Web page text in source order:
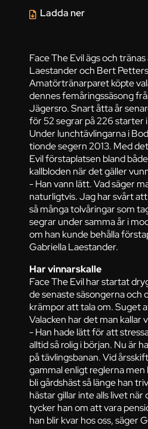
Face The Evil ägs och
Laestander och Bert
Amatörtränarparet köpte
dennes femåringssäsong
Jägersro. Snart åtta år
för 52 segrar på 226 starter
Under lunchtävlingarna i
tionde segern 2013. Med
Evil förstaplatsen bland
kallbloden när det gäller
- Han vann lätt. Vad säger
naturligtvis. Jag har svårt
så många tolvåringar som
segrar under samma år i
om han kunde behålla
Gabriella Laestander.
Har vinnarskalle
Face The Evil har startat
de senaste säsongerna och
krämpor att tala om. Suget
Valacken har det man kallar
- Han hade lätt för att
alltid så rolig i början. Nu är
på tävlingsbanan. Vid
gammal enligt reglerna
bli gårdshäst så länge han
hästar gillar inte alls livet
tycker han om att vara
han blir kvar hos oss, säger
Ladda ner